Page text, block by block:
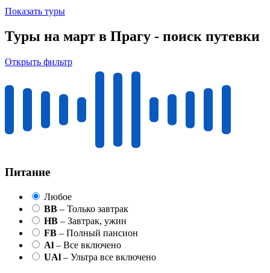
Показать туры
Туры на март в Прагу - поиск путевки
Открыть фильтр
Питание
Любое
BB – Только завтрак
HB – Завтрак, ужин
FB – Полный пансион
Al – Все включено
UAl – Ультра все включено